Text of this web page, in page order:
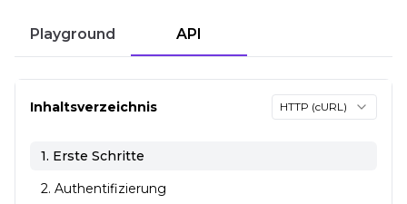
Playground API
Inhaltsverzeichnis HTTP (cURL)
1. Erste Schritte
2. Authentifizierung